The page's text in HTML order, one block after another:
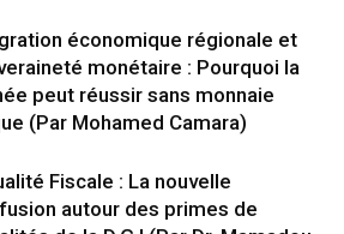
économique régionale et
monétaire : Pourquoi la
peut réussir sans monnaie
(Par Mohamed Camara)
Fiscale : La nouvelle
autour des primes de